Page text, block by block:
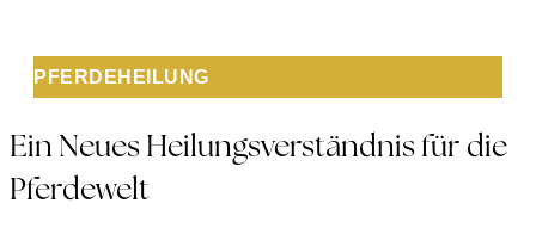
PFERDEHEILUNG
Ein Neues Heilungsverständnis für die
Pferdewelt